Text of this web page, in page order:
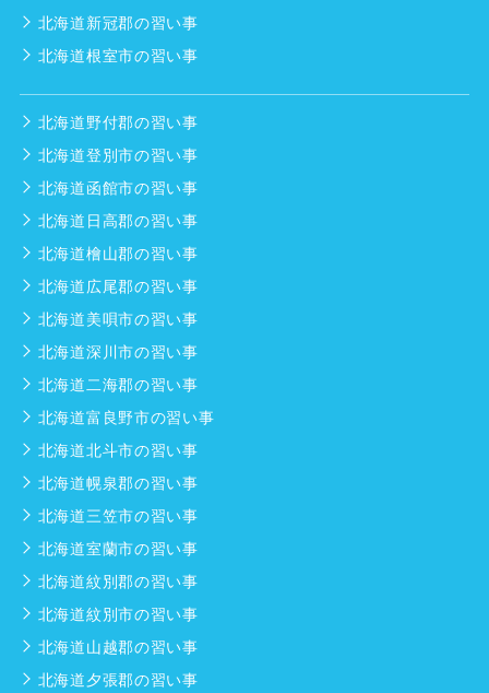
北海道新冠郡の習い事
北海道根室市の習い事
北海道野付郡の習い事
北海道登別市の習い事
北海道函館市の習い事
北海道日高郡の習い事
北海道檜山郡の習い事
北海道広尾郡の習い事
北海道美唄市の習い事
北海道深川市の習い事
北海道二海郡の習い事
北海道富良野市の習い事
北海道北斗市の習い事
北海道幌泉郡の習い事
北海道三笠市の習い事
北海道室蘭市の習い事
北海道紋別郡の習い事
北海道紋別市の習い事
北海道山越郡の習い事
北海道夕張郡の習い事